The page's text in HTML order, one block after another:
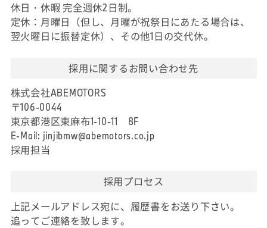
休日・休暇 完全週休2日制。
定休：月曜日（但し、月曜が祝祭日にあたる場合は、
翌火曜日に振替定休）、その他1日の交代休。
採用に関するお問い合わせ先
株式会社ABEMOTORS
〒106-0044
東京都港区東麻布1-10-11 8F
E-Mail: jinjibmw@abemotors.co.jp
採用担当
採用プロセス
上記メールアドレス宛に、履歴書をお送り下さい。
追ってご連絡を致します。